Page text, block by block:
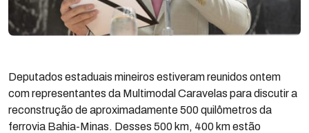
Deputados estaduais mineiros estiveram reunidos ontem
com representantes da Multimodal Caravelas para discutir a
reconstrução de aproximadamente 500 quilômetros da
ferrovia Bahia-Minas. Desses 500 km, 400 km estão